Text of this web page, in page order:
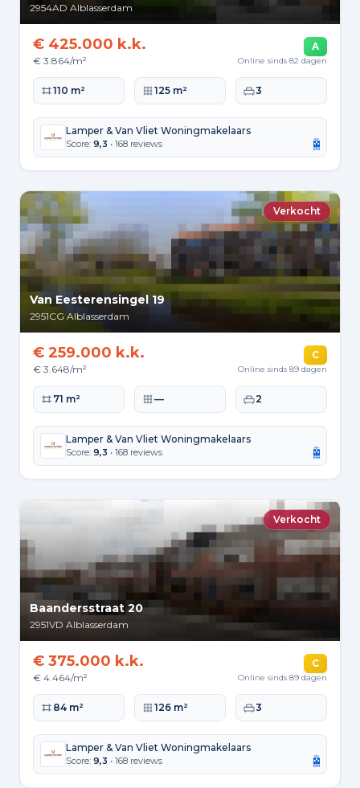
2954AD Alblasserdam
€ 425.000 k.k.
€ 3.864/m²
A
Online sinds 82 dagen
Woonoppervlakte
110 m² Perceeloppervlakte
125 m² Slaapkamers
3
Lamper & Van Vliet Woningmakelaars
Score: 9,3 • 168 reviews
Verkocht
Van Eesterensingel 19
2951CG Alblasserdam
€ 259.000 k.k.
€ 3.648/m²
C
Online sinds 89 dagen
Woonoppervlakte
71 m² Perceeloppervlakte
— Slaapkamers
2
Lamper & Van Vliet Woningmakelaars
Score: 9,3 • 168 reviews
Verkocht
Baandersstraat 20
2951VD Alblasserdam
€ 375.000 k.k.
€ 4.464/m²
C
Online sinds 89 dagen
Woonoppervlakte
84 m² Perceeloppervlakte
126 m² Slaapkamers
3
Lamper & Van Vliet Woningmakelaars
Score: 9,3 • 168 reviews